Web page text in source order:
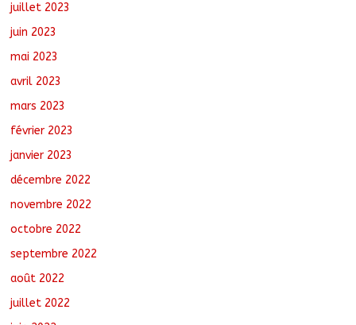
juillet 2023
juin 2023
mai 2023
avril 2023
mars 2023
février 2023
janvier 2023
décembre 2022
novembre 2022
octobre 2022
septembre 2022
août 2022
juillet 2022